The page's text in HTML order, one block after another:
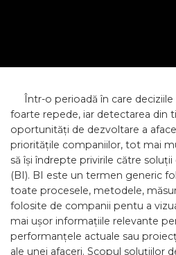
Într-o perioadă în care
foarte repede, iar detectarea din
oportunități de dezvoltare a
prioritățile companiilor, tot mai
să își îndrepte privirile către
(BI). BI este un termen generic
toate procesele, metodele,
folosite de companii pentu a
mai ușor informațiile relevante
performanțele actuale sau
ale unei afaceri. Scopul soluțiilor